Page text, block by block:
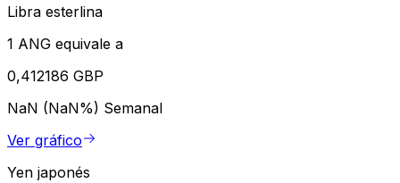
Libra esterlina
1 ANG equivale a
0,412186 GBP
NaN (NaN%) Semanal
Ver gráfico
Yen japonés